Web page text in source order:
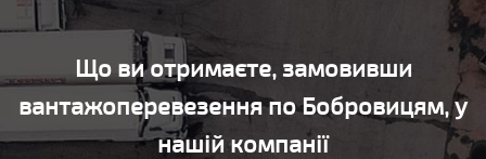
Що ви отримаєте, замовивши
вантажоперевезення по Бобровицям, у
нашій компанії